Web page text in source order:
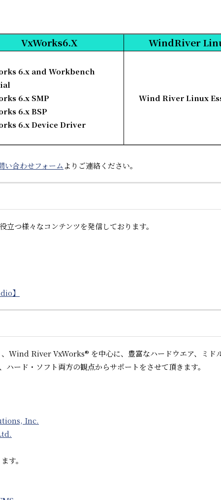
VxWorks6.X WindRiver
6.x and Workbench
6.x SMP
6.x BSP
6.x Device Driver
Wind River Linux
い合わせフォーム よりご連絡ください。
つ様々なコンテンツを発信しております。
】
、Wind River VxWorks® を中心に、豊富なハードウエア、ミド
ハード・ソフト両方の観点からサポートをさせて頂きます。
Inc.
す。